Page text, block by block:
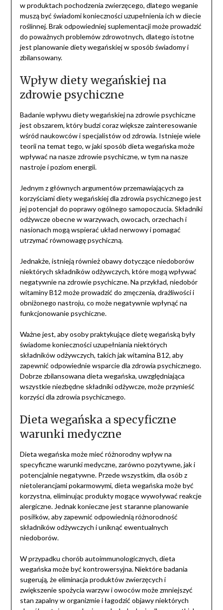
w produktach pochodzenia zwierzęcego, dlatego weganie
muszą być świadomi konieczności uzupełnienia ich w diecie
roślinnej. Brak odpowiedniej suplementacji może prowadzić
do poważnych problemów zdrowotnych, dlatego istotne
jest planowanie diety wegańskiej w sposób świadomy i
zbilansowany.
Wpływ diety wegańskiej na
zdrowie psychiczne
Badanie wpływu diety wegańskiej na zdrowie psychiczne
jest obszarem, który budzi coraz większe zainteresowanie
wśród naukowców i specjalistów od zdrowia. Istnieje wiele
teorii na temat tego, w jaki sposób dieta wegańska może
wpływać na nasze zdrowie psychiczne, w tym na nasze
nastroje i poziom energii.
Jednym z głównych argumentów przemawiających za
korzyściami diety wegańskiej dla zdrowia psychicznego jest
jej potencjał do poprawy ogólnego samopoczucia. Składniki
odżywcze obecne w warzywach, owocach, orzechach i
nasionach mogą wspierać układ nerwowy i pomagać
utrzymać równowagę psychiczną.
Jednakże, istnieją również obawy dotyczące niedoborów
niektórych składników odżywczych, które mogą wpływać
negatywnie na zdrowie psychiczne. Na przykład, niedobór
witaminy B12 może prowadzić do zmęczenia, drażliwości i
obniżonego nastroju, co może negatywnie wpłynąć na
funkcjonowanie psychiczne.
Ważne jest, aby osoby praktykujące dietę wegańską były
świadome konieczności uzupełniania niektórych
składników odżywczych, takich jak witamina B12, aby
zapewnić odpowiednie wsparcie dla zdrowia psychicznego.
Dobrze zbilansowana dieta wegańska, uwzględniająca
wszystkie niezbędne składniki odżywcze, może przynieść
korzyści dla zdrowia psychicznego.
Dieta wegańska a specyficzne
warunki medyczne
Dieta wegańska może mieć różnorodny wpływ na
specyficzne warunki medyczne, zarówno pozytywne, jak i
potencjalnie negatywne. Przede wszystkim, dla osób z
nietolerancjami pokarmowymi, dieta wegańska może być
korzystna, eliminując produkty mogące wywoływać reakcje
alergiczne. Jednak konieczne jest staranne planowanie
posiłków, aby zapewnić odpowiednią różnorodność
składników odżywczych i uniknąć ewentualnych
niedoborów.
W przypadku chorób autoimmunologicznych, dieta
wegańska może być kontrowersyjna. Niektóre badania
sugerują, że eliminacja produktów zwierzęcych i
zwiększenie spożycia warzyw i owoców może zmniejszyć
stan zapalny w organizmie i łagodzić objawy niektórych